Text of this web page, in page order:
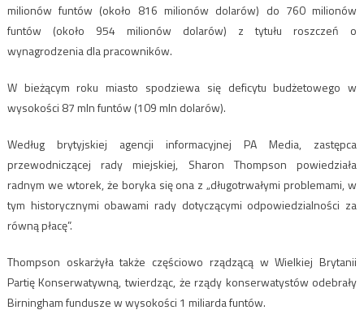
milionów funtów (około 816 milionów dolarów) do 760 milionów
funtów (około 954 milionów dolarów) z tytułu roszczeń o
wynagrodzenia dla pracowników.
W bieżącym roku miasto spodziewa się deficytu budżetowego w
wysokości 87 mln funtów (109 mln dolarów).
Według brytyjskiej agencji informacyjnej PA Media, zastępca
przewodniczącej rady miejskiej, Sharon Thompson powiedziała
radnym we wtorek, że boryka się ona z „długotrwałymi problemami, w
tym historycznymi obawami rady dotyczącymi odpowiedzialności za
równą płacę”.
Thompson oskarżyła także częściowo rządzącą w Wielkiej Brytanii
Partię Konserwatywną, twierdząc, że rządy konserwatystów odebrały
Birningham fundusze w wysokości 1 miliarda funtów.